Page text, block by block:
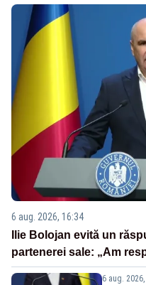
6 aug. 2026, 16:34
Ilie Bolojan evită un
partenerei sale: „Am
6 aug.